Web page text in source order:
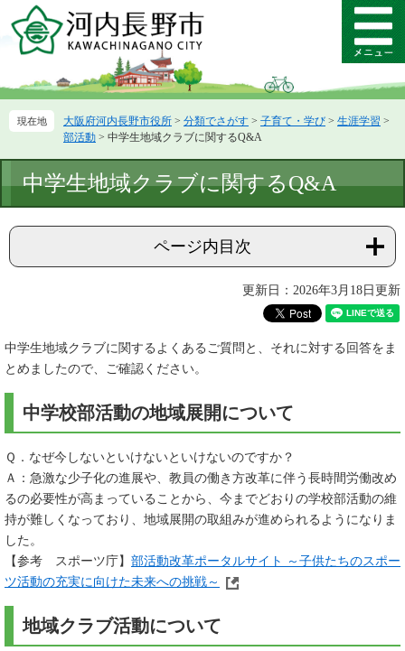
ー
先
ニ
を
て
メ
ニ
ー
大阪府河内長野市役所 > 分類でさがす > 子育て・学び > 生涯学習 >
部活動 > 中学生地域クラブに関するQ&A
文
中学生地域クラブに関するQ&A
ページ内目次
更新日：2026年3月18日更新
中学生地域クラブに関するよくあるご質問と、それに対する回答をま
とめましたので、ご確認ください。
中学校部活動の地域展開について
Ｑ．なぜ今しないといけないといけないのですか？
Ａ：急激な少子化の進展や、教員の働き方改革に伴う長時間労働改め
るの必要性が高まっていることから、今までどおりの学校部活動の維
持が難しくなっており、地域展開の取組みが進められるようになりま
した。
【参考 スポーツ庁】 部活動改革ポータルサイト ～子供たちのスポー
ツ活動の充実に向けた未来への挑戦～
地域クラブ活動について